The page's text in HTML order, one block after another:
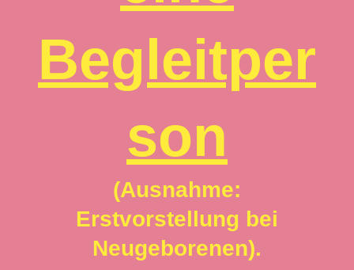
Begleitper
son
(Ausnahme:
Erstvorstellung bei
Neugeborenen).